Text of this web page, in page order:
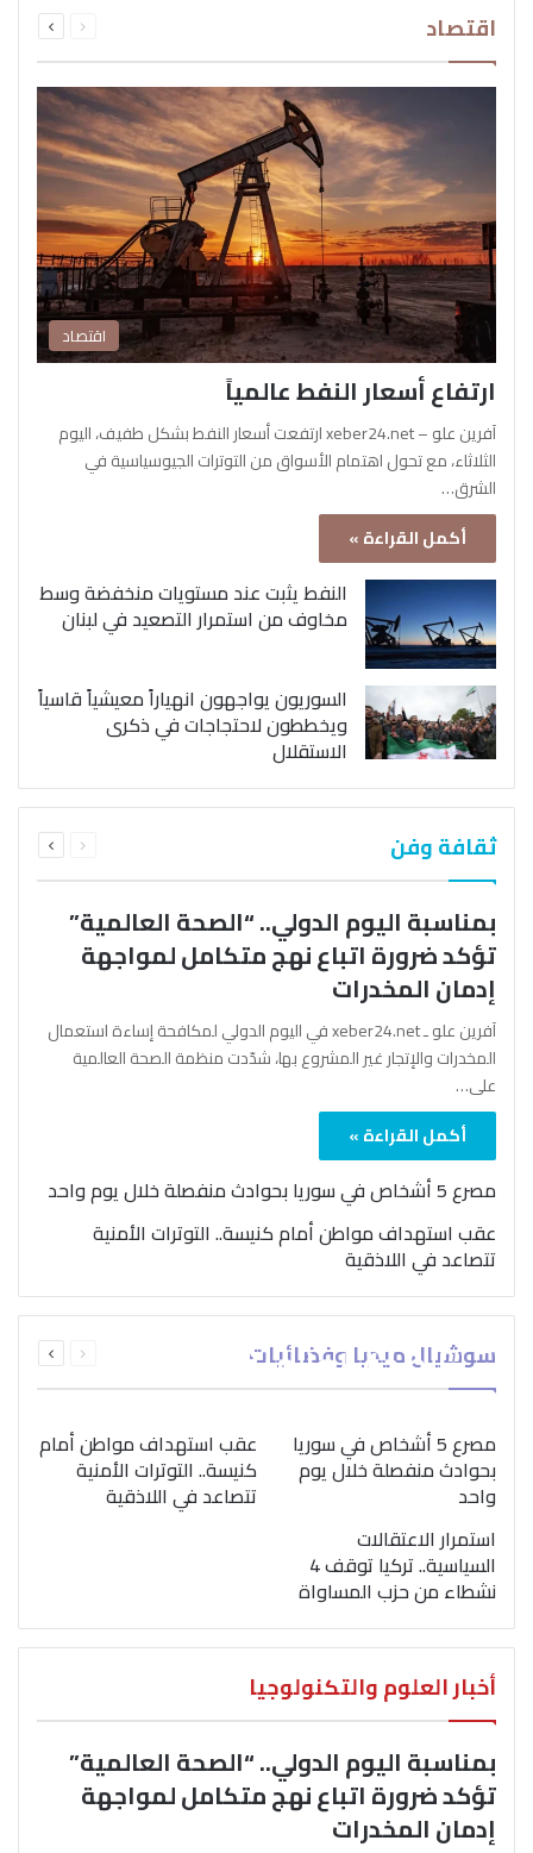
اقتصاد الصفحةالصفحة
اقتصاد
ارتفاع أسعار النفط عالمياً
آفرين علو – xeber24.net ارتفعت أسعار النفط بشكل طفيف، اليوم
الثلاثاء، مع تحول اهتمام الأسواق من التوترات الجيوسياسية في
الشرق…
أكمل القراءة »
النفط يثبت عند مستويات منخفضة وسط
مخاوف من استمرار التصعيد في لبنان
السوريون يواجهون انهياراً معيشياً قاسياً
ويخططون لاحتجاجات في ذكرى
الاستقلال
ثقافة وفن الصفحةالصفحة
بمناسبة اليوم الدولي.. “الصحة العالمية”
تؤكد ضرورة اتباع نهج متكامل لمواجهة
إدمان المخدرات
آفرين علو ـ xeber24.net في اليوم الدولي لمكافحة إساءة استعمال
المخدرات والإتجار غير المشروع بها، شدّدت منظمة الصحة العالمية
على…
أكمل القراءة »
مصرع 5 أشخاص في سوريا بحوادث منفصلة خلال يوم واحد
عقب استهداف مواطن أمام كنيسة.. التوترات الأمنية
تتصاعد في اللاذقية
سوشيال ميديا وفضائيات الصفحةالصفحة
بمناسبة اليوم الدولي..
“الصحة العالمية” تؤكد
ضرورة اتباع نهج متكامل
لمواجهة إدمان المخدرات
مصرع 5 أشخاص في سوريا
بحوادث منفصلة خلال يوم
واحد
عقب استهداف مواطن أمام
كنيسة.. التوترات الأمنية
تتصاعد في اللاذقية
استمرار الاعتقالات
السياسية.. تركيا توقف 4
نشطاء من حزب المساواة
أخبار العلوم والتكنولوجيا
بمناسبة اليوم الدولي.. “الصحة العالمية”
تؤكد ضرورة اتباع نهج متكامل لمواجهة
إدمان المخدرات